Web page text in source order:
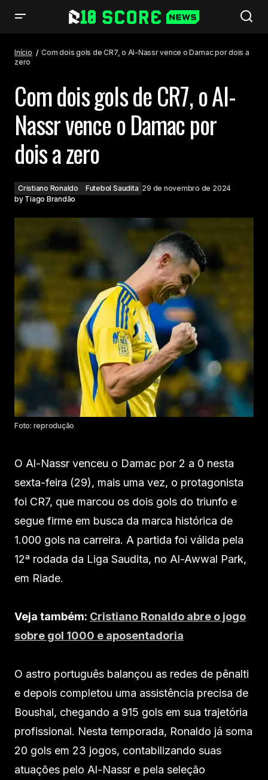
Início
Com dois gols de CR7, o Al-Nassr vence o Damac por dois a
zero
Com dois gols de CR7, o Al-
Nassr vence o Damac por
dois a zero
Cristiano Ronaldo Futebol Saudita 29 de novembro de 2024
by Tiago Brandão
Foto: reprodução
O Al-Nassr venceu o Damac por 2 a 0 nesta
sexta-feira (29), mais uma vez, o protagonista
foi CR7, que marcou os dois gols do triunfo e
segue firme em busca da marca histórica de
1.000 gols na carreira. A partida foi válida pela
12ª rodada da Liga Saudita, no Al-Awwal Park,
em Riade.
Veja também: Cristiano Ronaldo abre o jogo
sobre gol 1000 e aposentadoria
O astro português balançou as redes de pênalti
e depois completou uma assistência precisa de
Boushal, chegando a 915 gols em sua trajetória
profissional. Nesta temporada, Ronaldo já soma
20 gols em 23 jogos, contabilizando suas
atuações pelo Al-Nassr e pela seleção